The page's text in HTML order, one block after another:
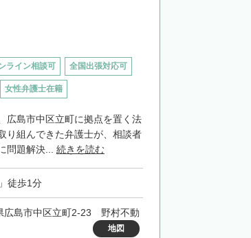
ライン相談可 全国出張対応可
女性弁護士在籍
広島市中区立町に拠点を置く法
り組んできた弁護士が、相談者
問題解決... 続きを読む
徒歩1分
広島市中区立町2-23 野村不動
地図